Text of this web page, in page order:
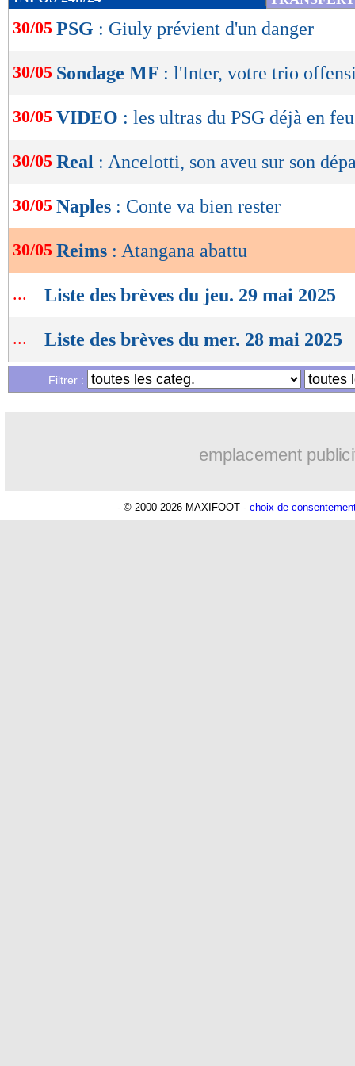
de
lecture
OK
30/05 PSG : Giuly prévient d'un danger
30/05 Sondage MF : l'Inter, votre trio
30/05 VIDEO : les ultras du PSG déjà en
30/05 Real : Ancelotti, son aveu sur son
30/05 Naples : Conte va bien rester
30/05 Reims : Atangana abattu
... Liste des brèves du jeu. 29 mai 2025
... Liste des brèves du mer. 28 mai 2025
Filtrer :
emplacement
- © 2000-2026 MAXIFOOT - choix de